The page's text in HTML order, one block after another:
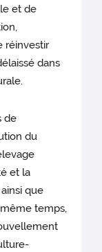
et de
réinvestir
dans
de
du
et la
que
temps,